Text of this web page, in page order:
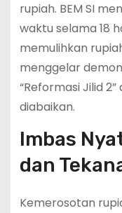
rupiah. BEM SI
waktu selama 18
memulihkan
menggelar
“Reformasi Jilid
diabaikan.
Imbas
dan
Kemerosotan